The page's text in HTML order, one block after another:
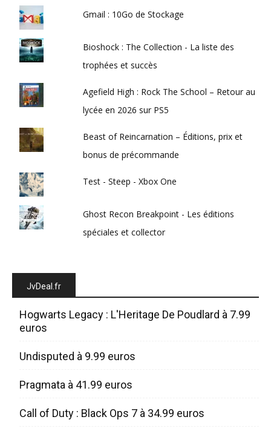
Gmail : 10Go de Stockage
Bioshock : The Collection - La liste des
trophées et succès
Agefield High : Rock The School – Retour au
lycée en 2026 sur PS5
Beast of Reincarnation – Éditions, prix et
bonus de précommande
Test - Steep - Xbox One
Ghost Recon Breakpoint - Les éditions
spéciales et collector
JvDeal.fr
Hogwarts Legacy : L'Heritage De Poudlard à 7.99
euros
Undisputed à 9.99 euros
Pragmata à 41.99 euros
Call of Duty : Black Ops 7 à 34.99 euros